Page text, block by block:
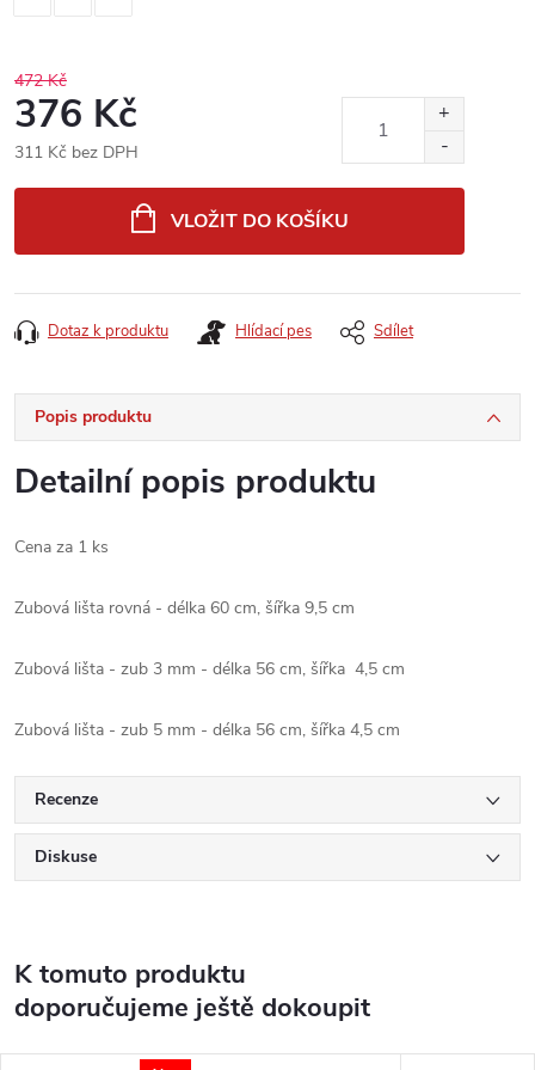
472 Kč
376 Kč
311 Kč bez DPH
VLOŽIT DO KOŠÍKU
Dotaz k produktu Hlídací pes Sdílet
Popis produktu
Detailní popis produktu
Cena za 1 ks
Zubová lišta rovná - délka 60 cm, šířka 9,5 cm
Zubová lišta - zub 3 mm - délka 56 cm, šířka 4,5 cm
Zubová lišta - zub 5 mm - délka 56 cm, šířka 4,5 cm
Recenze
Diskuse
K tomuto produktu
doporučujeme ještě dokoupit